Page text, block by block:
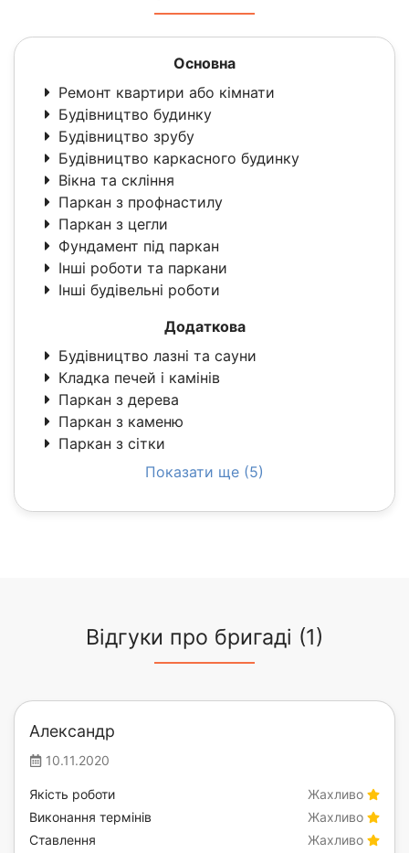
Основна
Ремонт квартири або кімнати
Будівництво будинку
Будівництво зрубу
Будівництво каркасного будинку
Вікна та скління
Паркан з профнастилу
Паркан з цегли
Фундамент під паркан
Інші роботи та паркани
Інші будівельні роботи
Додаткова
Будівництво лазні та сауни
Кладка печей і камінів
Паркан з дерева
Паркан з каменю
Паркан з сітки
Показати ще (5)
Відгуки про бригаді (1)
Александр
10.11.2020
Жахливо
Якість роботи
Жахливо
Виконання термінів
Жахливо
Ставлення